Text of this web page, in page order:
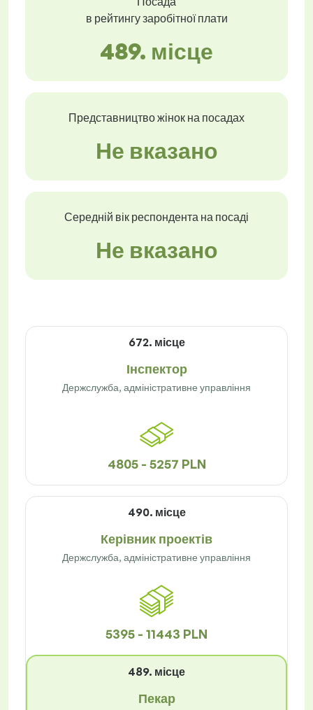
в рейтингу заробітної плати
489. місце
Представництво жінок на посадах
Не вказано
Середній вік респондента на посаді
Не вказано
672. місце
Інспектор
Держслужба, адміністративне управління
4805 - 5257 PLN
490. місце
Керівник проектів
Держслужба, адміністративне управління
5395 - 11443 PLN
489. місце
Пекар